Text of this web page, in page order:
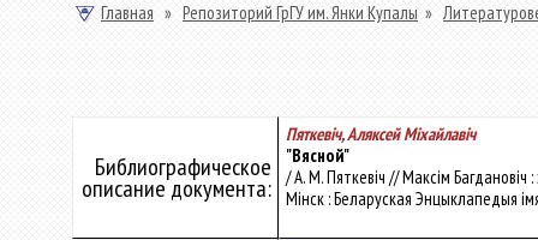
Главная » Репозиторий ГрГУ им. Янки Купалы »
Библиографическое
описание документа:
Пяткевіч, Аляксей Мiхайлавiч
"Вясной"
/ А. М. Пяткевіч // Максім
Мінск : Беларуская Энцыклапедыя